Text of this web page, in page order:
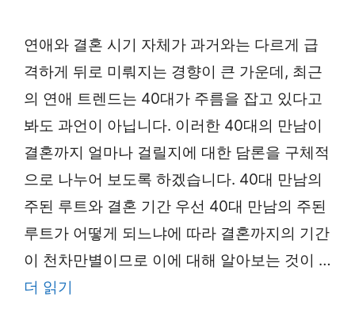
연애와 결혼 시기 자체가 과거와는 다르게 급
격하게 뒤로 미뤄지는 경향이 큰 가운데, 최근
의 연애 트렌드는 40대가 주름을 잡고 있다고
봐도 과언이 아닙니다. 이러한 40대의 만남이
결혼까지 얼마나 걸릴지에 대한 담론을 구체적
으로 나누어 보도록 하겠습니다. 40대 만남의
주된 루트와 결혼 기간 우선 40대 만남의 주된
루트가 어떻게 되느냐에 따라 결혼까지의 기간
이 천차만별이므로 이에 대해 알아보는 것이 …
더 읽기